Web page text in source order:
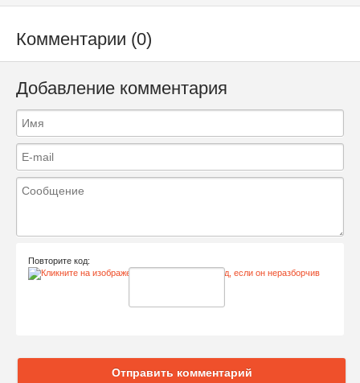
Комментарии (0)
Добавление комментария
Повторите код:
Отправить комментарий